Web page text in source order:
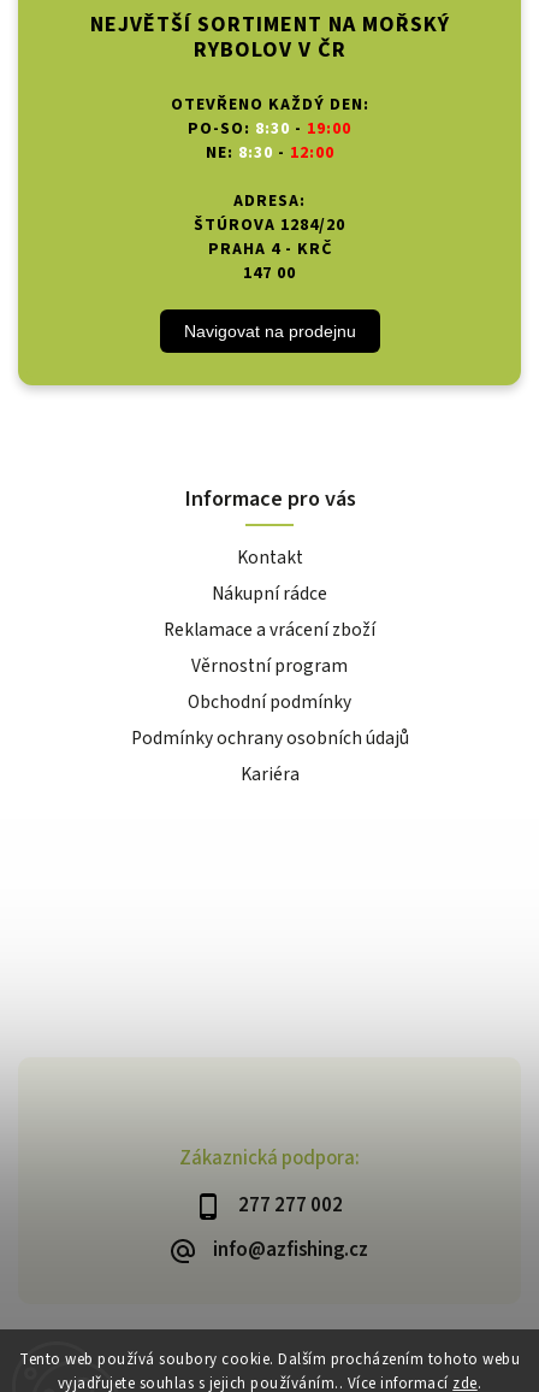
Tento web používá soubory cookie. Dalším procházením tohoto webu
vyjadřujete souhlas s jejich používáním.. Více informací zde.
Zákaznická podpora:
277 277 002
info@azfishing.cz
NEJVĚTŠÍ SORTIMENT NA MOŘSKÝ
RYBOLOV V ČR
OTEVŘENO KAŽDÝ DEN:
PO-SO: 8:30 - 19:00
NE: 8:30 - 12:00
ADRESA:
ŠTÚROVA 1284/20
PRAHA 4 - KRČ
147 00
Navigovat na prodejnu
Informace pro vás
Kontakt
Nákupní rádce
Reklamace a vrácení zboží
Věrnostní program
Obchodní podmínky
Podmínky ochrany osobních údajů
Kariéra